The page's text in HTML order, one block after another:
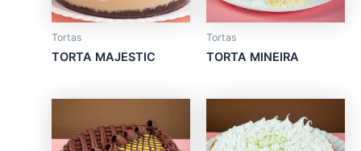
Tortas
TORTA MAJESTIC
options
chosen
page
Tortas
TORTA MINEIRA
options
chosen
product
page